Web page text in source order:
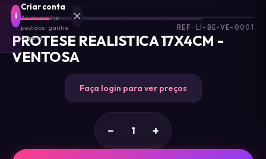
i
Criar conta
Acompanhe
pedidos · ganhe
cupons
DESIRE
REF · LI-BE-VE-0001
PROTESE REALISTICA 17X4CM -
VENTOSA
Faça login para ver preços
− +